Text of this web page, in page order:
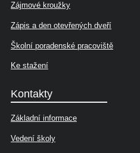
Zájmové kroužky
Zápis a den otevřených dveří
Školní poradenské pracoviště
Ke stažení
Kontakty
Základní informace
Vedení školy